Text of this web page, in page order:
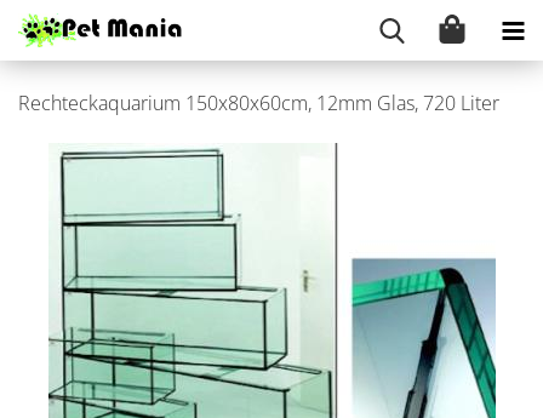
Recht­eck­aqua­ri­um 150x80x60cm, 12mm Glas, 720 Liter